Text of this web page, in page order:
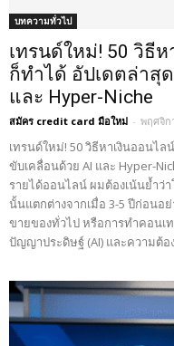
บทความทั่วไป
เทรนด์ใหม่! 50 วิธี
ก็ทำได้ อัปเดตล่าสุ
และ Hyper-Niche
สมัคร credit card มือใหม่ - พฤศจิก
เทรนด์ใหม่! 50 วิธีหาเงินออนไ
ขับเคลื่อนด้วย AI และ Hyper-
รายได้ออนไลน์ ผมต้องเน้นย้ำว่
นั้นแตกต่างจากเมื่อ 3-5 ปีก่อนอย่
ขายของทั่วไป หรือการทำคอนเ
ปัญญาประดิษฐ์ (AI) และความต้อ